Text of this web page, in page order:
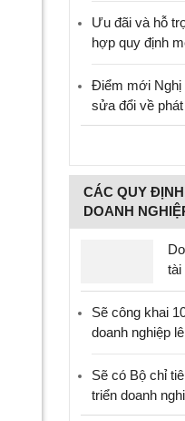
Ưu đãi và hỗ
hợp quy định
Điểm mới Nghị
sửa đổi về
CÁC QUY
DOANH
tài
Sẽ công khai
doanh nghiệp
Sẽ có Bộ chỉ
triển doanh